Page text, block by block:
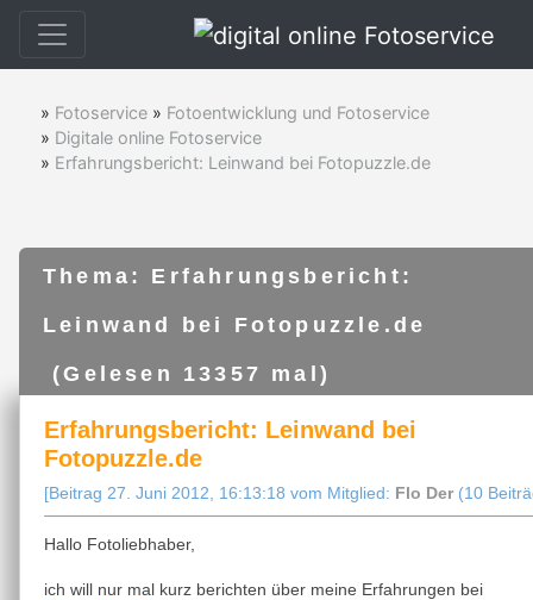
» Fotoservice » Fotoentwicklung und Fotoservice
» Digitale online Fotoservice
» Erfahrungsbericht: Leinwand bei Fotopuzzle.de
Thema: Erfahrungsbericht:
Leinwand bei Fotopuzzle.de
(Gelesen 13357 mal)
Erfahrungsbericht: Leinwand bei
Fotopuzzle.de
[Beitrag 27. Juni 2012, 16:13:18 vom Mitglied: Flo Der (10
Hallo Fotoliebhaber,
ich will nur mal kurz berichten über meine Erfahrungen bei